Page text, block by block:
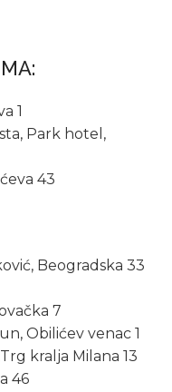
1
Park hotel,
43
Beogradska 33
7
Obilićev venac 1
kralja Milana 13
46